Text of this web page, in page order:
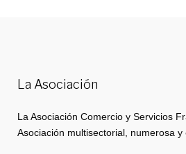
La Asociación
La Asociación Comercio y Servicios
Asociación multisectorial, numerosa y